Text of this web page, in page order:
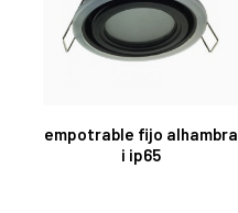
empotrable fijo alhambra
i ip65